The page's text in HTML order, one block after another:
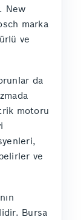
New
marka
ve
da
motoru
ve
Bursa